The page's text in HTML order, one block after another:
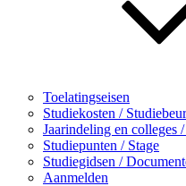
Toelatingseisen
Studiekosten /
Jaarindeling en colleges
Studiepunten / Stage
Studiegidsen /
Aanmelden